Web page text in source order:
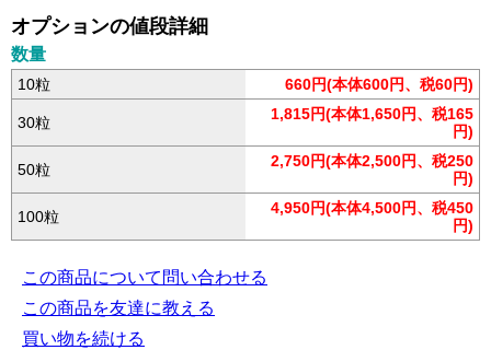
オプションの値段詳細
数量
10粒 660円(本体600円、税60円)
30粒
1,815円(本体1,650円、税165
円)
50粒
2,750円(本体2,500円、税250
円)
100粒
4,950円(本体4,500円、税450
円)
この商品について問い合わせる
この商品を友達に教える
買い物を続ける